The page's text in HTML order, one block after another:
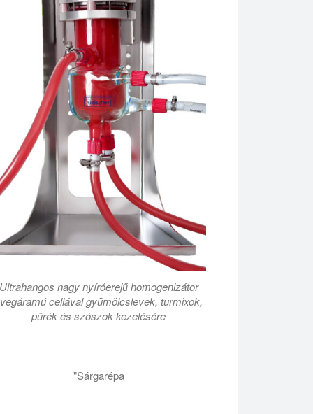
nagy nyíróerejű homogenizátor
cellával gyümölcslevek, turmixok,
pürék és szószok kezelésére
"Sárgarépa